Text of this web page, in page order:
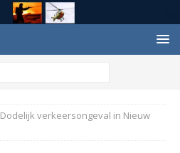
Dodelijk verkeersongeval in Nieuw